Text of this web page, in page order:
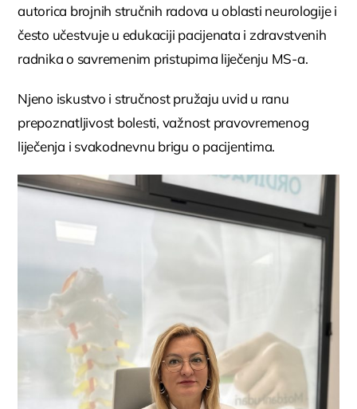
autorica brojnih stručnih radova u oblasti neurologije i
često učestvuje u edukaciji pacijenata i zdravstvenih
radnika o savremenim pristupima liječenju MS-a.
Njeno iskustvo i stručnost pružaju uvid u ranu
prepoznatljivost bolesti, važnost pravovremenog
liječenja i svakodnevnu brigu o pacijentima.